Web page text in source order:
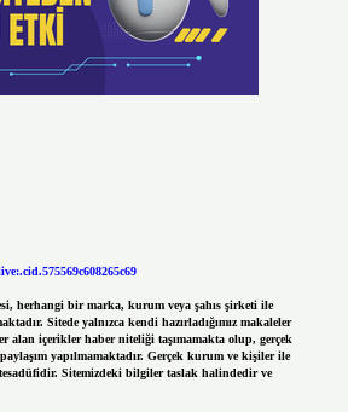
herhangi bir marka, kurum veya şahıs şirketi ile
Sitede yalnızca kendi hazırladığımız makaleler
alan içerikler haber niteliği taşımamakta olup, gerçek
yapılmamaktadır. Gerçek kurum ve kişiler ile
Sitemizdeki bilgiler taslak halindedir ve